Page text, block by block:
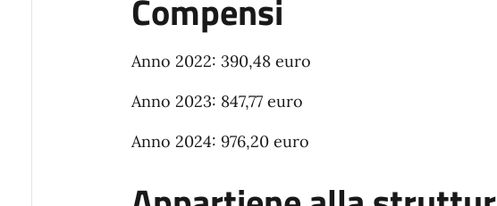
Compensi
Anno 2022: 390,48 euro
Anno 2023: 847,77 euro
Anno 2024: 976,20 euro